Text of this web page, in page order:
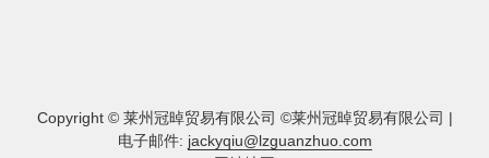
Copyright © 莱州冠晫贸易有限公司 ©莱州冠晫贸易有限公司 |
电子邮件: jackyqiu@lzguanzhuo.com